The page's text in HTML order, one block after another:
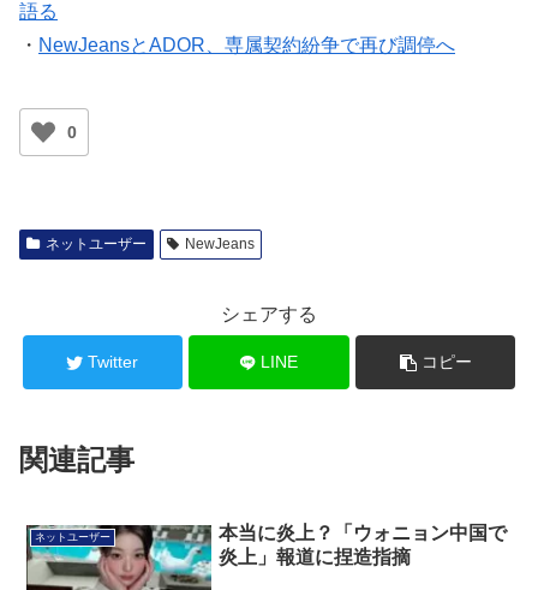
NewJeansとADOR、専属契約紛争で再び調停へ
ネットユーザー NewJeans
シェアする
コピー
関連記事
ネットユーザー
本当に炎上？「ウォニョン中国で
炎上」報道に捏造指摘